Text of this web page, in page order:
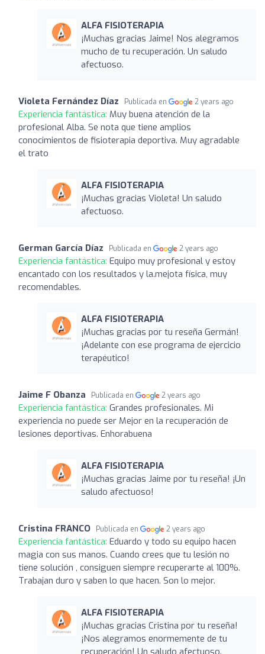
ALFA FISIOTERAPIA
¡Muchas gracias Jaime! Nos alegramos
mucho de tu recuperación. Un saludo
afectuoso.
Violeta Fernández Díaz Publicada en 2 years ago
Experiencia fantástica: Muy buena atención de la
profesional Alba. Se nota que tiene amplios
conocimientos de fisioterapia deportiva. Muy agradable
el trato
ALFA FISIOTERAPIA
¡Muchas gracias Violeta! Un saludo
afectuoso.
German García Díaz Publicada en 2 years ago
Experiencia fantástica: Equipo muy profesional y estoy
encantado con los resultados y la.mejota física, muy
recomendables.
ALFA FISIOTERAPIA
¡Muchas gracias por tu reseña Germán!
¡Adelante con ese programa de ejercicio
terapéutico!
Jaime F Obanza Publicada en 2 years ago
Experiencia fantástica: Grandes profesionales. Mi
experiencia no puede ser Mejor en la recuperación de
lesiones deportivas. Enhorabuena
ALFA FISIOTERAPIA
¡Muchas gracias Jaime por tu reseña! ¡Un
saludo afectuoso!
Cristina FRANCO Publicada en 2 years ago
Experiencia fantástica: Eduardo y todo su equipo hacen
magia con sus manos. Cuando crees que tu lesión no
tiene solución , consiguen siempre recuperarte al 100%.
Trabajan duro y saben lo que hacen. Son lo mejor.
ALFA FISIOTERAPIA
¡Muchas gracias Cristina por tu reseña!
¡Nos alegramos enormemente de tu
recuperación! Un saludo afectuoso.